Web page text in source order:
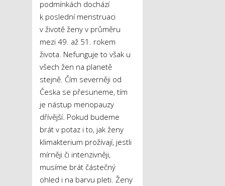
podmínkách dochází
k poslední menstruaci
v životě ženy v průměru
mezi 49. až 51. rokem
života. Nefunguje to však u
všech žen na planetě
stejně. Čím severněji od
Česka se přesuneme, tím
je nástup menopauzy
dřívější. Pokud budeme
brát v potaz i to, jak ženy
klimakterium prožívají, jestli
mírněji či intenzivněji,
musíme brát částečný
ohled i na barvu pleti. Ženy